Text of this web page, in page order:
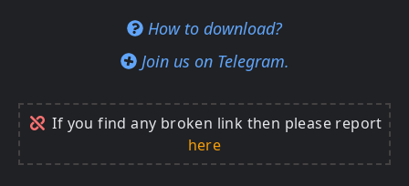
How to download?
Join us on Telegram.
If you find any broken link then please report
here